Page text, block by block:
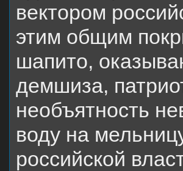
вектором
этим общим
шапито,
демшиза,
необъятность
воду на
российской